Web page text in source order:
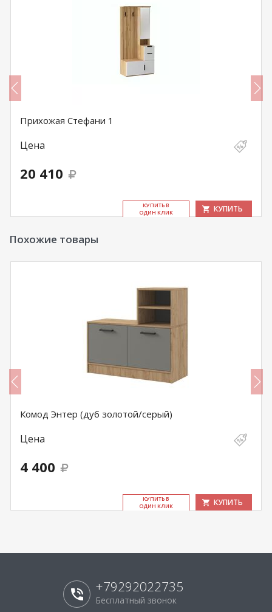
Прихожая Стефани 1
Цена
20 410
КУ­ПИТЬ В
ОДИН КЛИК
КУПИТЬ
Похожие товары
Комод Энтер (дуб золотой/серый)
Цена
4 400
КУ­ПИТЬ В
ОДИН КЛИК
КУПИТЬ
+79292022735
Бесплатный звонок